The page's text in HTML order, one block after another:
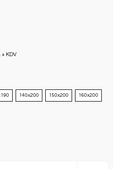
+ KDV
140x200 150x200 160x200